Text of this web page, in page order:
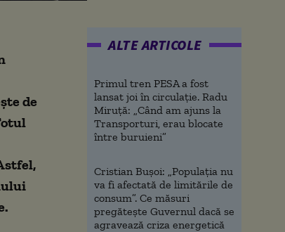
de
ALTE ARTICOLE
Primul tren PESA a fost
lansat joi în circulație. Radu
Miruță: „Când am ajuns la
Transporturi, erau blocate
între buruieni”
Cristian Bușoi: „Populația nu
va fi afectată de limitările de
consum”. Ce măsuri
pregătește Guvernul dacă se
agravează criza energetică